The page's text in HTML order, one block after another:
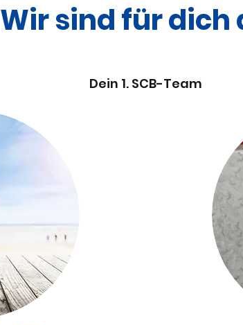
Wir sind für dich
Dein 1. SCB-Team